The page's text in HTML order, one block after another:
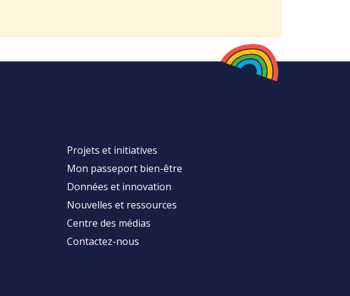
Projets et initiatives
Mon passeport bien-être
Données et innovation
Nouvelles et ressources
Centre des médias
Contactez-nous